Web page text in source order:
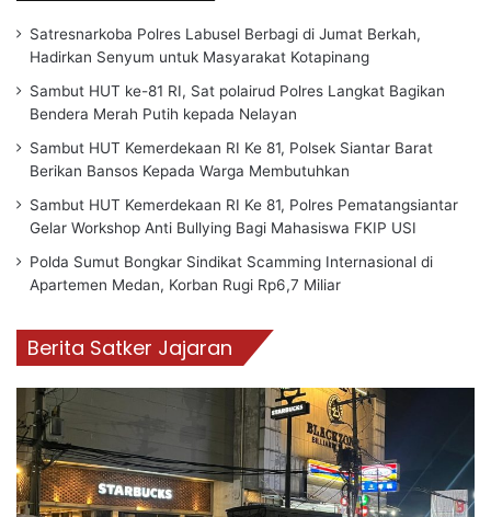
Satresnarkoba Polres Labusel Berbagi di Jumat Berkah,
Hadirkan Senyum untuk Masyarakat Kotapinang
Sambut HUT ke-81 RI, Sat polairud Polres Langkat Bagikan
Bendera Merah Putih kepada Nelayan
Sambut HUT Kemerdekaan RI Ke 81, Polsek Siantar Barat
Berikan Bansos Kepada Warga Membutuhkan
Sambut HUT Kemerdekaan RI Ke 81, Polres Pematangsiantar
Gelar Workshop Anti Bullying Bagi Mahasiswa FKIP USI
Polda Sumut Bongkar Sindikat Scamming Internasional di
Apartemen Medan, Korban Rugi Rp6,7 Miliar
Berita Satker Jajaran